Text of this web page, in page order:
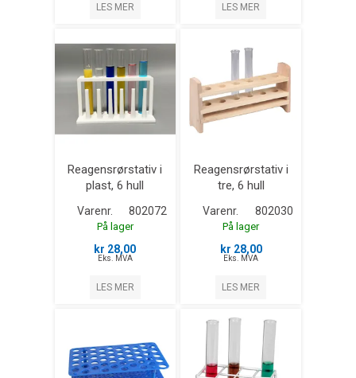
LES MER LES MER
Reagensrørstativ i
plast, 6 hull
Varenr. 802072
På lager
kr 28,00
Eks. MVA
LES MER
Reagensrørstativ i
tre, 6 hull
Varenr. 802030
På lager
kr 28,00
Eks. MVA
LES MER